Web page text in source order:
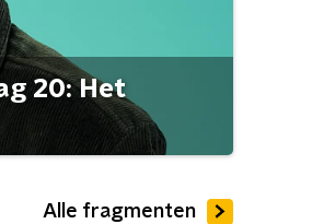
20: Het
Alle fragmenten